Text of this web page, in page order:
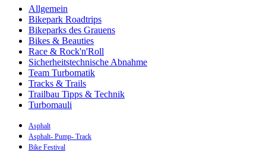
Allgemein
Bikepark Roadtrips
Bikeparks des Grauens
Bikes & Beauties
Race & Rock'n'Roll
Sicherheitstechnische Abnahme
Team Turbomatik
Tracks & Trails
Trailbau Tipps & Technik
Turbomauli
Asphalt
Asphalt- Pump- Track
Bike Festival